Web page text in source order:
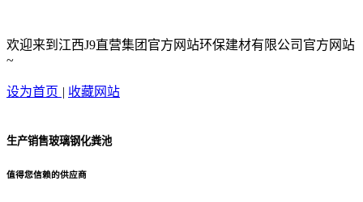
欢迎来到江西J9直营集团官方网站环保建材有限公司官方网站
~
设为首页 | 收藏网站
生产销售玻璃钢化粪池
值得您信赖的供应商